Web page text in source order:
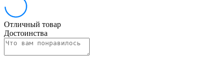
Отличный товар
Достоинства